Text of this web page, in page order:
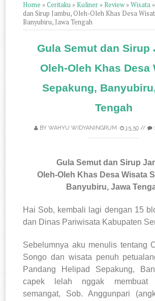
Home »Ceritaku » Kuliner » Review»Wisata »
dan Sirup Jambu, Oleh-Oleh Khas Desa
Banyubiru, Jawa Tengah
Gula Semut dan Sirup
Oleh-Oleh Khas Desa
Sepakung,
Tengah
BY WAHYU WIDYANINGRUM 15.50//
Gula Semut dan Sirup
Oleh-Oleh Khas Desa Wisata
Banyubiru, Jawa
Hai Sob, kembali lagi dengan 15
dan Dinas Pariwisata Kabupaten
Sebelumnya aku menulis tentang
Songo dan wisata penuh
Pandang Helipad Sepakung,
capek lelah nggak membuat
semangat, Sob. Anggunpari